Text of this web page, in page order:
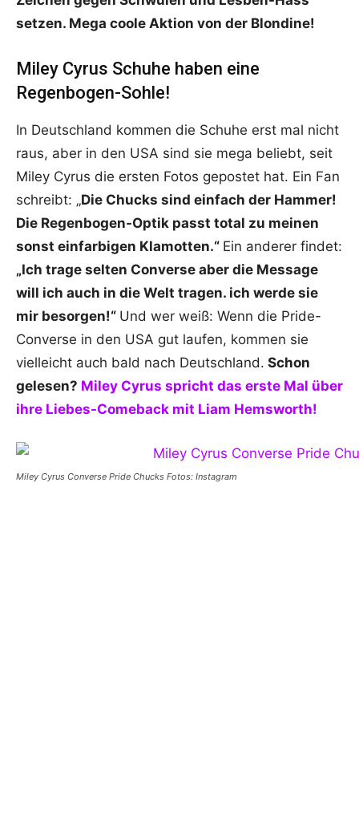
setzen. Mega coole Aktion von der Blondine!
Miley Cyrus Schuhe haben eine
Regenbogen-Sohle!
In Deutschland kommen die Schuhe erst mal nicht
raus, aber in den USA sind sie mega beliebt, seit
Miley Cyrus die ersten Fotos gepostet hat. Ein Fan
schreibt: „Die Chucks sind einfach der Hammer!
Die Regenbogen-Optik passt total zu meinen
sonst einfarbigen Klamotten.“ Ein anderer findet:
„Ich trage selten Converse aber die Message
will ich auch in die Welt tragen. ich werde sie
mir besorgen!“ Und wer weiß: Wenn die Pride-
Converse in den USA gut laufen, kommen sie
vielleicht auch bald nach Deutschland. Schon
gelesen? Miley Cyrus spricht das erste Mal über
ihre Liebes-Comeback mit Liam Hemsworth!
Miley Cyrus Converse Pride Chucks Fotos: Instagram